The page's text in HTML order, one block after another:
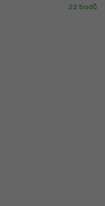
22 bodů